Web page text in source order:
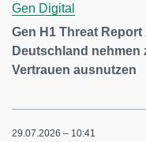
Gen Digital
Gen H1 Threat
Deutschland nehmen
Vertrauen ausnutzen
29.07.2026 – 10:41